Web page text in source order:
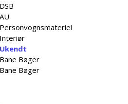
DSB
AU
Personvognsmateriel
Interiør
Ukendt
Bane Bøger
Bane Bøger